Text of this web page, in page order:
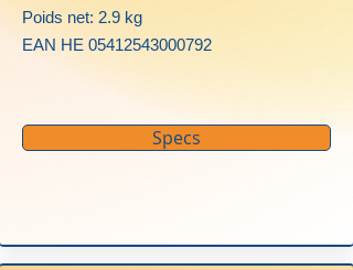
Poids net: 2.9 kg
EAN HE 05412543000792
Specs